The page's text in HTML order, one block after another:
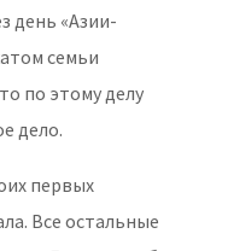
день «Азии-
семьи
по этому делу
дело.
первых
Все остальные